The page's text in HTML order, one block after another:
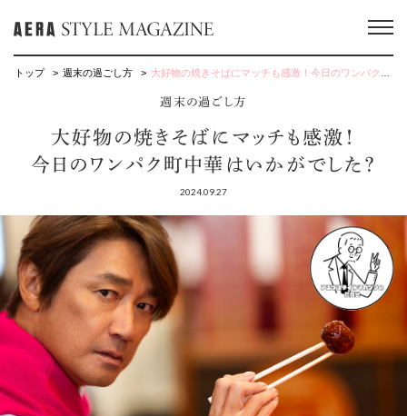
トップ 週末の過ごし方 大好物の焼きそばにマッチも感激！今日のワンパク町中華はいかがでした？
週末の過ごし方
大好物の焼きそばにマッチも感激！
今日のワンパク町中華はいかがでした？
2024.09.27